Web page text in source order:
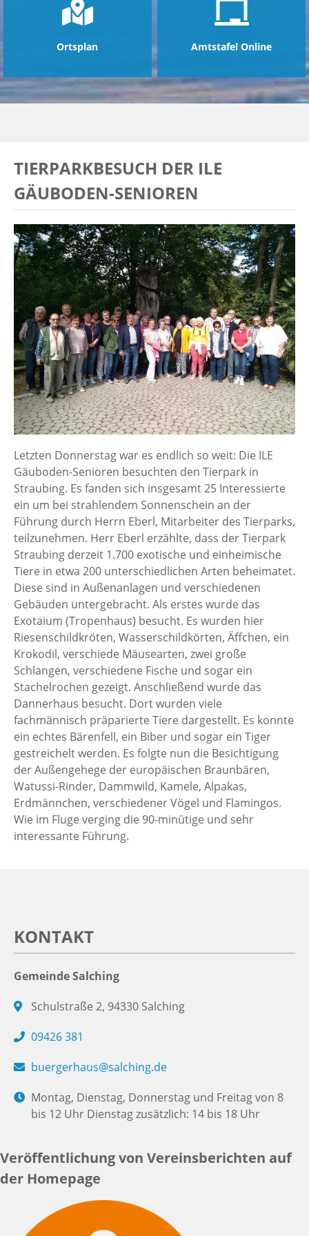
Ortsplan Amtstafel Online
TIERPARKBESUCH DER ILE
GÄUBODEN-SENIOREN
Letzten Donnerstag war es endlich so weit: Die ILE
Gäuboden-Senioren besuchten den Tierpark in
Straubing. Es fanden sich insgesamt 25 Interessierte
ein um bei strahlendem Sonnenschein an der
Führung durch Herrn Eberl, Mitarbeiter des Tierparks,
teilzunehmen. Herr Eberl erzählte, dass der Tierpark
Straubing derzeit 1.700 exotische und einheimische
Tiere in etwa 200 unterschiedlichen Arten beheimatet.
Diese sind in Außenanlagen und verschiedenen
Gebäuden untergebracht. Als erstes wurde das
Exotaium (Tropenhaus) besucht. Es wurden hier
Riesenschildkröten, Wasserschildkörten, Äffchen, ein
Krokodil, verschiede Mäusearten, zwei große
Schlangen, verschiedene Fische und sogar ein
Stachelrochen gezeigt. Anschließend wurde das
Dannerhaus besucht. Dort wurden viele
fachmännisch präparierte Tiere dargestellt. Es konnte
ein echtes Bärenfell, ein Biber und sogar ein Tiger
gestreichelt werden. Es folgte nun die Besichtigung
der Außengehege der europäischen Braunbären,
Watussi-Rinder, Dammwild, Kamele, Alpakas,
Erdmännchen, verschiedener Vögel und Flamingos.
Wie im Fluge verging die 90-minütige und sehr
interessante Führung.
KONTAKT
Gemeinde Salching
Schulstraße 2, 94330 Salching
09426 381
buergerhaus@salching.de
Montag, Dienstag, Donnerstag und Freitag von 8
bis 12 Uhr Dienstag zusätzlich: 14 bis 18 Uhr
Veröffentlichung von Vereinsberichten auf
der Homepage